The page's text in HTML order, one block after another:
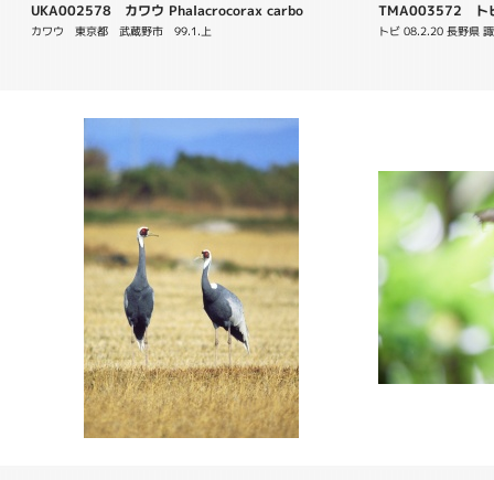
UKA002578 カワウ Phalacrocorax carbo
カワウ　東京都　武蔵野市　99.1.上
TMA003572 ト
トビ 08.2.20 長野県